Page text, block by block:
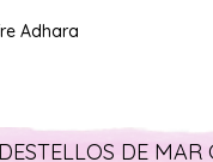
Adhara
DE MAR